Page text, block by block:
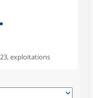
exploitations